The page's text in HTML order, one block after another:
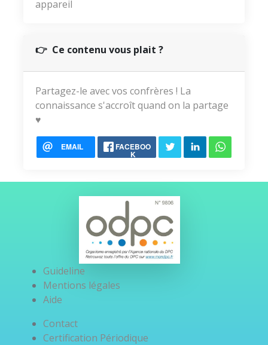
appareil
👉 Ce contenu vous plait ?
Partagez-le avec vos confrères ! La
connaissance s'accroît quand on la partage
♥️
EMAIL FACEBOO
K
Guideline
Mentions légales
Aide
Contact
Certification Périodique